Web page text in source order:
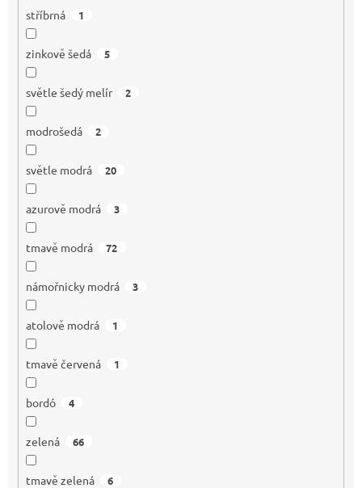
stříbrná 1
zinkově šedá 5
světle šedý melír 2
modrošedá 2
světle modrá 20
azurově modrá 3
tmavě modrá 72
námořnicky modrá 3
atolově modrá 1
tmavě červená 1
bordó 4
zelená 66
tmavě zelená 6